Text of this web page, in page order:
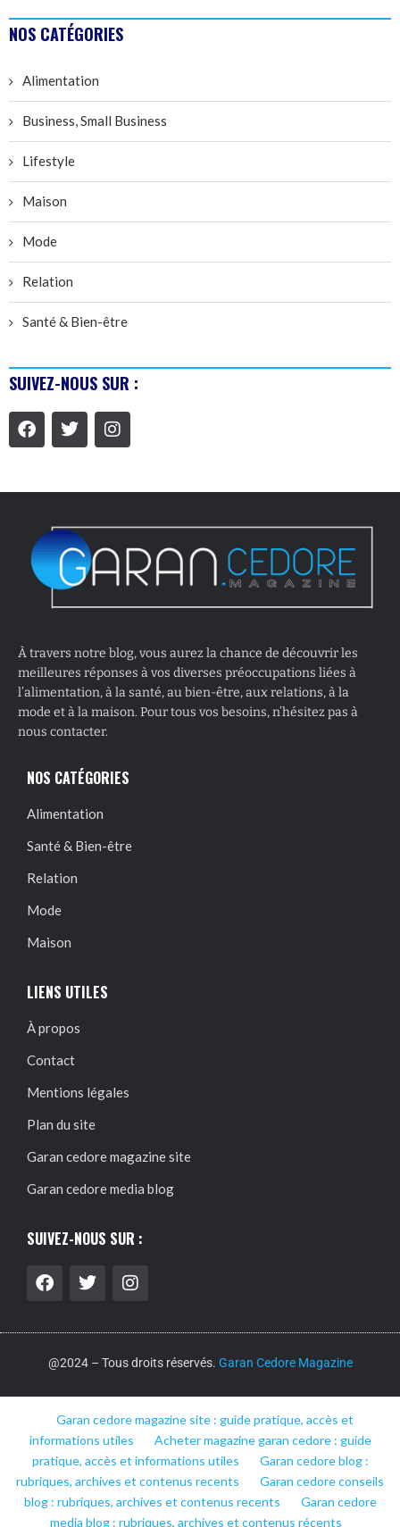
NOS CATÉGORIES
Alimentation
Business, Small Business
Lifestyle
Maison
Mode
Relation
Santé & Bien-être
SUIVEZ-NOUS SUR :
À travers notre blog, vous aurez la chance de découvrir les
meilleures réponses à vos diverses préoccupations liées à
l’alimentation, à la santé, au bien-être, aux relations, à la
mode et à la maison. Pour tous vos besoins, n’hésitez pas à
nous contacter.
NOS CATÉGORIES
Alimentation
Santé & Bien-être
Relation
Mode
Maison
LIENS UTILES
À propos
Contact
Mentions légales
Plan du site
Garan cedore magazine site
Garan cedore media blog
SUIVEZ-NOUS SUR :
@2024 – Tous droits réservés. Garan Cedore Magazine
Garan cedore magazine site : guide pratique, accès et
informations utiles
Acheter magazine garan cedore : guide
pratique, accès et informations utiles
Garan cedore blog :
rubriques, archives et contenus recents
Garan cedore conseils
blog : rubriques, archives et contenus recents
Garan cedore
media blog : rubriques, archives et contenus récents